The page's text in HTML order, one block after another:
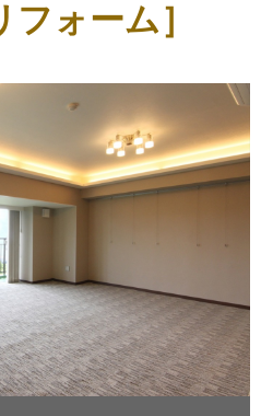
ォーム］